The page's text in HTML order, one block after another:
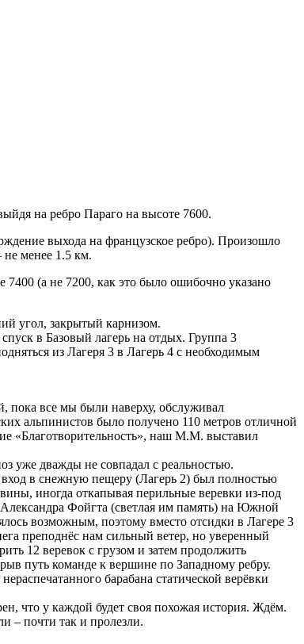
на ребро Параго на высоте 7600.
выхода на французское ребро). Произошло
менее 1.5 км.
7400 (а не 7200, как это было ошибочно указано
угол, закрытый карнизом.
в Базовый лагерь на отдых. Группа 3
из Лагеря 3 в Лагерь 4 с необходимым
пока все мы были наверху, обслуживал
альпинистов было получено 110 метров отличной
«Благотворительность», наш М.М. выставил
уже дважды не совпадал с реальностью.
вход в снежную пещеру (Лагерь 2) был полностью
иногда откапывая перильные веревки из-под
Фойгта (светлая им память) на Южной
возможным, поэтому вместо отсидки в Лагере 3
преподнёс нам сильный ветер, но уверенный
12 веревок с грузом и затем продолжить
путь команде к вершине по Западному ребру.
барабана статической верёвки
что у каждой будет своя похожая история. Ждём.
– почти так и пролезли.